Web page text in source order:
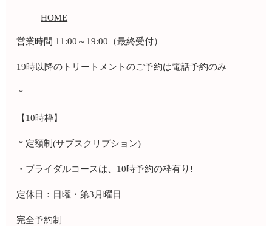
HOME
営業時間 11:00～19:00（最終受付）
19時以降のトリートメントのご予約は電話予約のみ
＊
【10時枠】
＊定額制(サブスクリプション)
・ブライダルコースは、10時予約の枠有り!
定休日：日曜・第3月曜日
完全予約制